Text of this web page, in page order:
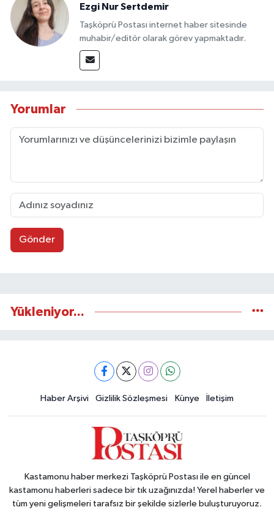
Ezgi Nur Sertdemir
Taşköprü Postası internet haber sitesinde
muhabir/editör olarak görev yapmaktadır.
Yorumlar
Gönder
Yükleniyor...
Haber Arşivi Gizlilik Sözleşmesi Künye İletişim
Kastamonu haber merkezi Taşköprü Postası ile en güncel
kastamonu haberleri sadece bir tık uzağınızda! Yerel haberler ve
tüm yeni gelişmeleri tarafsız bir şekilde sizlerle buluşturuyoruz.